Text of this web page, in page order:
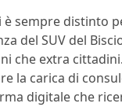
è sempre distinto
del SUV del
che extra cittadini.
la carica di
digitale che